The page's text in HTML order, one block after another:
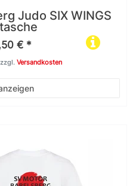
Judo SIX WINGS
€ *
Versandkosten